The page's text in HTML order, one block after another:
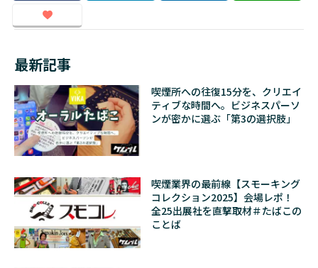
最新記事
喫煙所への往復15分を、クリエイ
ティブな時間へ。ビジネスパーソ
ンが密かに選ぶ「第3の選択肢」
喫煙業界の最前線【スモーキング
コレクション2025】会場レポ！
全25出展社を直撃取材＃たばこの
ことば